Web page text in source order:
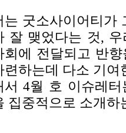
는 굿소사이어티가
잘 맺었다는 것,
회에 전달되고 반
련하는데 다소 기
서 4월 호 이슈레
집중적으로 소개하